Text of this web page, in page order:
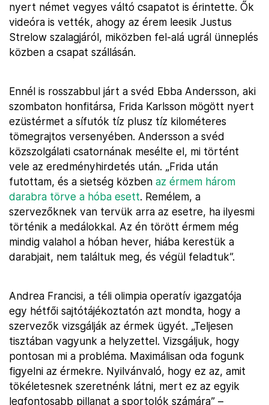
nyert német vegyes váltó csapatot is érintette. Ők
videóra is vették, ahogy az érem leesik Justus
Strelow szalagjáról, miközben fel-alá ugrál ünneplés
közben a csapat szállásán.
Ennél is rosszabbul járt a svéd Ebba Andersson, aki
szombaton honfitársa, Frida Karlsson mögött nyert
ezüstérmet a sífutók tíz plusz tíz kilométeres
tömegrajtos versenyében. Andersson a svéd
közszolgálati csatornának mesélte el, mi történt
vele az eredményhirdetés után. „Frida után
futottam, és a sietség közben az érmem három
darabra törve a hóba esett. Remélem, a
szervezőknek van tervük arra az esetre, ha ilyesmi
történik a medálokkal. Az én törött érmem még
mindig valahol a hóban hever, hiába kerestük a
darabjait, nem találtuk meg, és végül feladtuk”.
Andrea Francisi, a téli olimpia operatív igazgatója
egy hétfői sajtótájékoztatón azt mondta, hogy a
szervezők vizsgálják az érmek ügyét. „Teljesen
tisztában vagyunk a helyzettel. Vizsgáljuk, hogy
pontosan mi a probléma. Maximálisan oda fogunk
figyelni az érmekre. Nyilvánvaló, hogy ez az, amit
tökéletesnek szeretnénk látni, mert ez az egyik
legfontosabb pillanat a sportolók számára” –